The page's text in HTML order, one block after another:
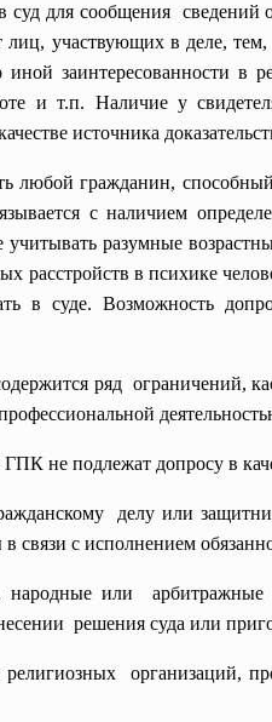
суд для сообщения
лиц, участвующих в деле,
заинтересованности в
и т.п. Наличие у
источника
любой гражданин,
с наличием
учитывать разумные
расстройств в психике
в суде. Возможность
ряд ограничений,
ГПК не подлежат допросу в
делу или
связи с исполнением
народныеили арбитражные
решения суда или
религиозных организаций,